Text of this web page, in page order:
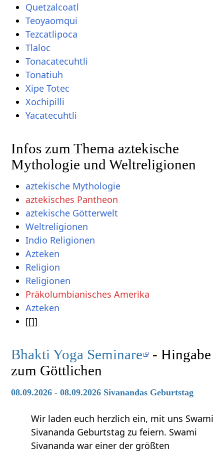
Quetzalcoatl
Teoyaomqui
Tezcatlipoca
Tlaloc
Tonacatecuhtli
Tonatiuh
Xipe Totec
Xochipilli
Yacatecuhtli
Infos zum Thema aztekische
Mythologie und Weltreligionen
aztekische Mythologie
aztekisches Pantheon
aztekische Götterwelt
Weltreligionen
Indio Religionen
Azteken
Religion
Religionen
Präkolumbianisches Amerika
Azteken
[[]]
Bhakti Yoga Seminare
- Hingabe
zum Göttlichen
08.09.2026 - 08.09.2026 Sivanandas Geburtstag
Wir laden euch herzlich ein, mit uns Swami
Sivananda Geburtstag zu feiern. Swami
Sivananda war einer der größten